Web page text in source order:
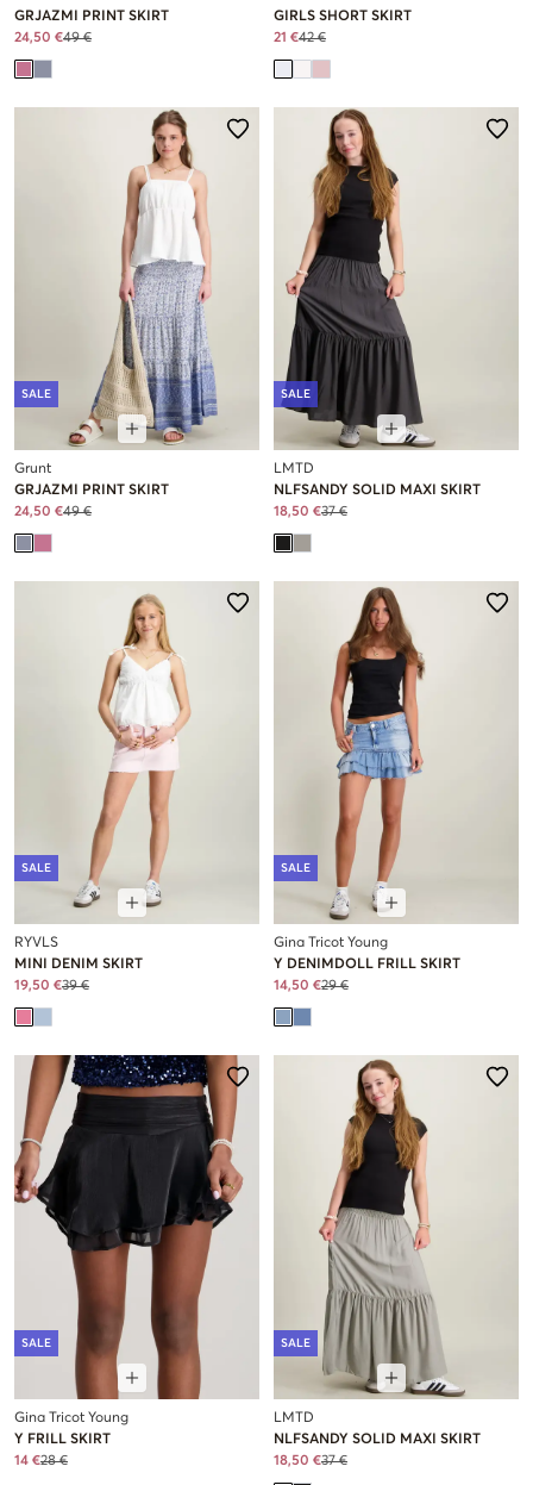
GRJAZMI PRINT SKIRT
24,50 €49 €
GIRLS SHORT SKIRT
21 €42 €
SALE
Grunt
GRJAZMI PRINT SKIRT
24,50 €49 €
SALE
LMTD
NLFSANDY SOLID MAXI SKIRT
18,50 €37 €
SALE
RYVLS
MINI DENIM SKIRT
19,50 €39 €
SALE
Gina Tricot Young
Y DENIMDOLL FRILL SKIRT
14,50 €29 €
SALE
Gina Tricot Young
Y FRILL SKIRT
14 €28 €
SALE
LMTD
NLFSANDY SOLID MAXI SKIRT
18,50 €37 €